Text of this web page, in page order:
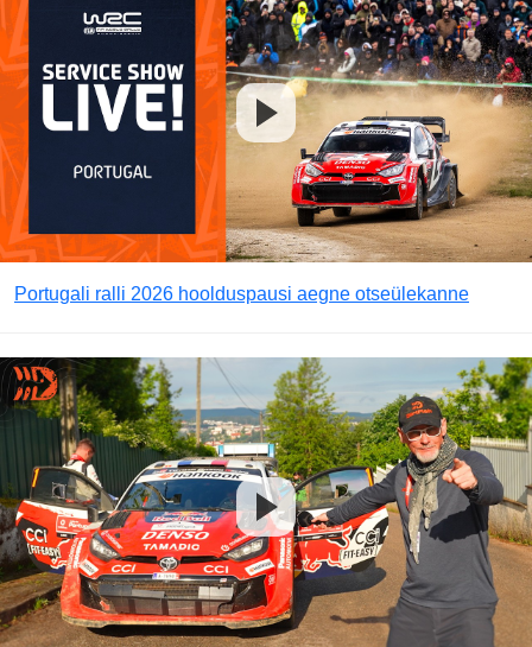
Portugali ralli 2026 hoolduspausi aegne otseülekanne